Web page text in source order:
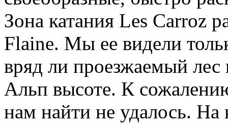
Зона катания Les Carroz
Flaine. Мы ее видели
вряд ли проезжаемый лес
Альп высоте. К
нам найти не удалось. На